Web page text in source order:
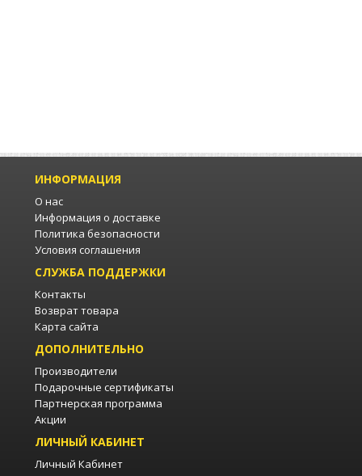
ИНФОРМАЦИЯ
О нас
Информация о доставке
Политика безопасности
Условия соглашения
СЛУЖБА ПОДДЕРЖКИ
Контакты
Возврат товара
Карта сайта
ДОПОЛНИТЕЛЬНО
Производители
Подарочные сертификаты
Партнерская программа
Акции
ЛИЧНЫЙ КАБИНЕТ
Личный Кабинет